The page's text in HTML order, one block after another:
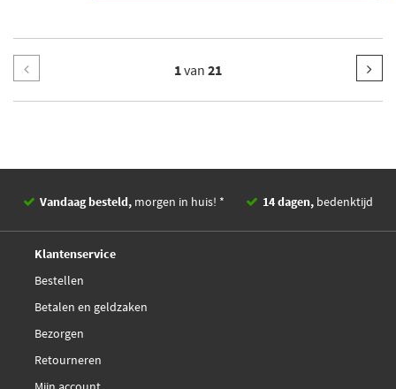
1van 21
Vandaag besteld, morgen in huis! * 14 dagen, bedenktijd
Klantenservice
Bestellen
Betalen en geldzaken
Bezorgen
Retourneren